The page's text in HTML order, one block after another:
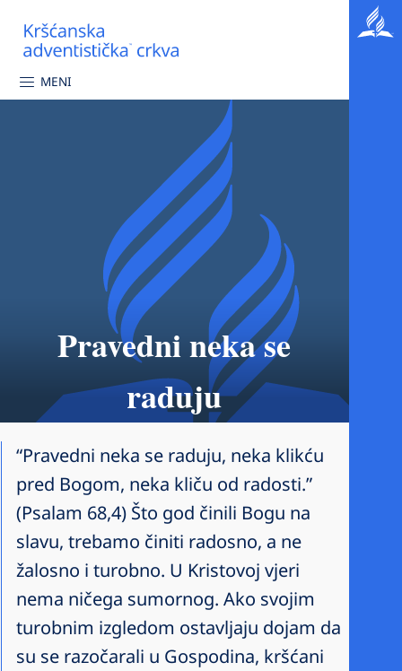
MENI
Pravedni neka se
raduju
“Pravedni neka se raduju, neka klikću
pred Bogom, neka kliču od radosti.”
(Psalam 68,4) Što god činili Bogu na
slavu, trebamo činiti radosno, a ne
žalosno i turobno. U Kristovoj vjeri
nema ničega sumornog. Ako svojim
turobnim izgledom ostavljaju dojam da
su se razočarali u Gospodina, kršćani